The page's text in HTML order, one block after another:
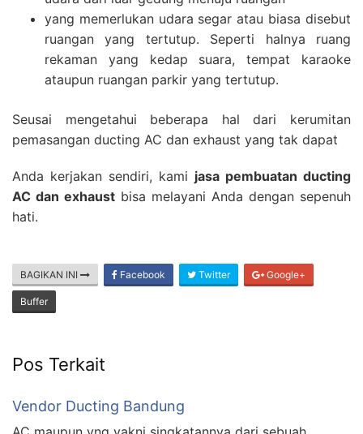
yang memerlukan udara segar atau biasa disebut
ruangan yang tertutup. Seperti halnya ruang
rekaman yang kedap suara, tempat karaoke
ataupun ruangan parkir yang tertutup.
Seusai mengetahui beberapa hal dari kerumitan
pemasangan ducting AC dan exhaust yang tak dapat
Anda kerjakan sendiri, kami jasa pembuatan ducting
AC dan exhaust bisa melayani Anda dengan sepenuh
hati.
BAGIKAN INI Facebook Twitter Google+
Buffer
Pos Terkait
Vendor Ducting Bandung